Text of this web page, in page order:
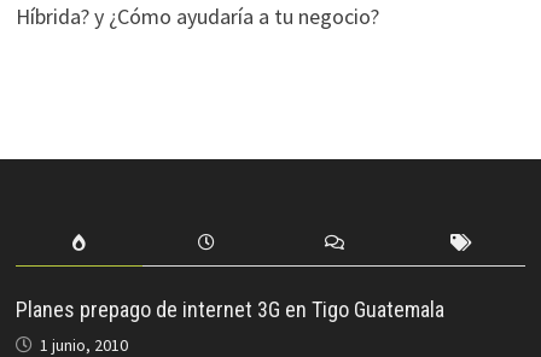
Híbrida? y ¿Cómo ayudaría a tu negocio?
Planes prepago de internet 3G en Tigo Guatemala
1 junio, 2010